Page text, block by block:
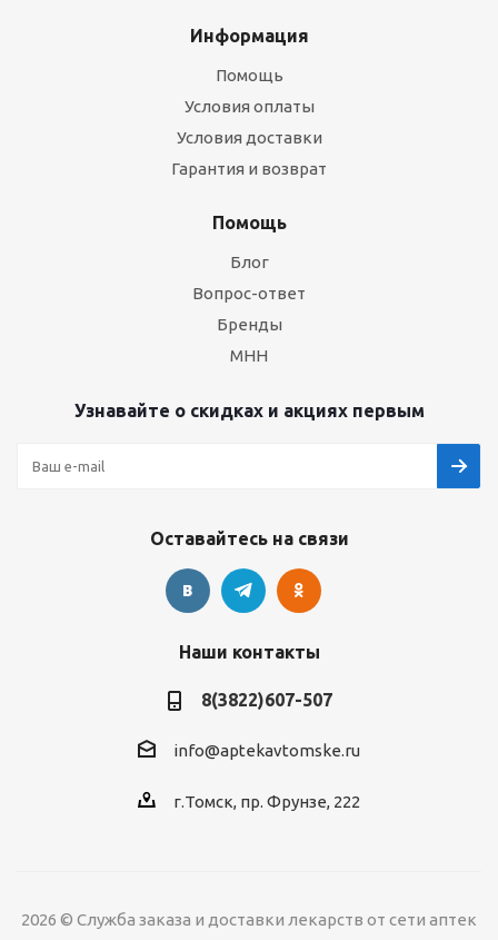
Информация
Помощь
Условия оплаты
Условия доставки
Гарантия и возврат
Помощь
Блог
Вопрос-ответ
Бренды
МНН
Узнавайте о скидках и акциях первым
Оставайтесь на связи
Наши контакты
8(3822)607-507
info@aptekavtomske.ru
г.Томск, пр. Фрунзе, 222
2026 © Служба заказа и доставки лекарств от сети аптек